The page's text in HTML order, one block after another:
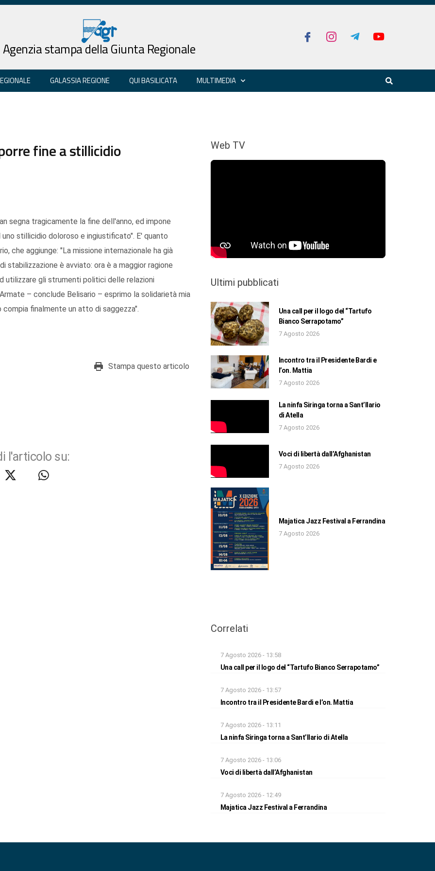
Agenzia stampa della Giunta Regionale
GALASSIA REGIONE QUI BASILICATA MULTIMEDIA
fine a stillicidio
segna tragicamente la fine dell'anno, ed impone
stillicidio doloroso e ingiustificato". E' quanto
che aggiunge: "La missione internazionale ha già
è avviato: ora è a maggior ragione
utilizzare gli strumenti politici delle relazioni
– conclude Belisario – esprimo la solidarietà mia
finalmente un atto di saggezza".
Stampa questo articolo
l'articolo su:
Web TV
Ultimi pubblicati
Una call per il logo del “Tartufo
Bianco Serrapotamo”
7 Agosto 2026
Incontro tra il Presidente Bardi e
l’on. Mattia
7 Agosto 2026
La ninfa Siringa torna a Sant’Ilario
di Atella
7 Agosto 2026
Voci di libertà dall’Afghanistan
7 Agosto 2026
Majatica Jazz Festival a Ferrandina
7 Agosto 2026
Correlati
7 Agosto 2026 - 13:58
Una call per il logo del “Tartufo Bianco Serrapotamo”
7 Agosto 2026 - 13:57
Incontro tra il Presidente Bardi e l’on. Mattia
7 Agosto 2026 - 13:11
La ninfa Siringa torna a Sant’Ilario di Atella
7 Agosto 2026 - 13:06
Voci di libertà dall’Afghanistan
7 Agosto 2026 - 12:49
Majatica Jazz Festival a Ferrandina